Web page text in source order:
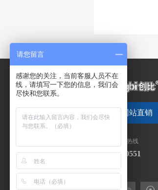
网站直销
全国售后服务热线
0571-28130551
关注我们
请您留言
感谢您的关注，当前客服人员不在
线，请填写一下您的信息，我们会
尽快和您联系。